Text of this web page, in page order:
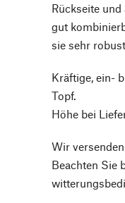
Rückseite
gut
sie sehr
Kräftige, ein-
Topf.
Höhe bei
Wir
Beachten Sie